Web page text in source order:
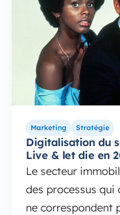
Marketing Stratégie
Digitalisation du
Live & let die en
Le secteur
des processus
ne correspondent